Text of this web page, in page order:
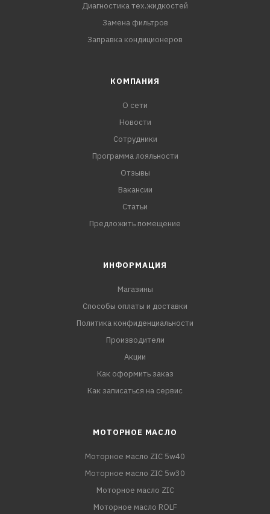
Диагностика тех.жидкостей
Замена фильтров
Заправка кондиционеров
КОМПАНИЯ
О сети
Новости
Сотрудники
Программа лояльности
Отзывы
Вакансии
Статьи
Предложить помещение
ИНФОРМАЦИЯ
Магазины
Способы оплаты и доставки
Политика конфиденциальности
Производители
Акции
Как оформить заказ
Как записаться на сервис
МОТОРНОЕ МАСЛО
Моторное масло ZIC 5w40
Моторное масло ZIC 5w30
Моторное масло ZIC
Моторное масло ROLF